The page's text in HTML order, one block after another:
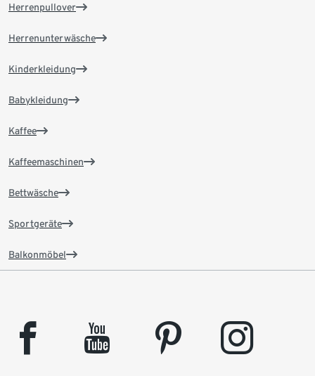
Herrenpullover
Herrenunterwäsche
Kinderkleidung
Babykleidung
Kaffee
Kaffeemaschinen
Bettwäsche
Sportgeräte
Balkonmöbel
facebook youtube pinterest instagram